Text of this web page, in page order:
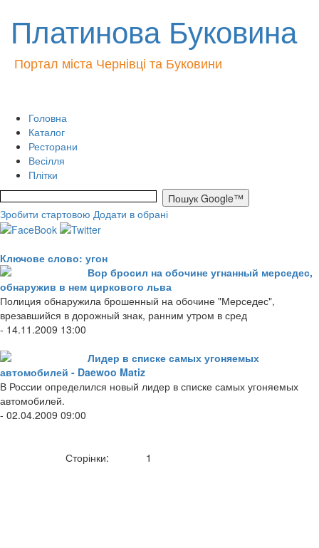
Платинова Буковина
Портал міста Чернівці та Буковини
Головна
Каталог
Ресторани
Весілля
Плітки
Зробити стартовою Додати в обрані
Ключове слово: угон
Вор бросил на обочине угнанный мерседес,
обнаружив в нем циркового льва
Полиция обнаружила брошенный на обочине "Мерседес",
врезавшийся в дорожный знак, ранним утром в сред
- 14.11.2009 13:00
Лидер в списке самых угоняемых
автомобилей - Daewoo Matiz
В России определился новый лидер в списке самых угоняемых
автомобилей.
- 02.04.2009 09:00
Сторінки: 1